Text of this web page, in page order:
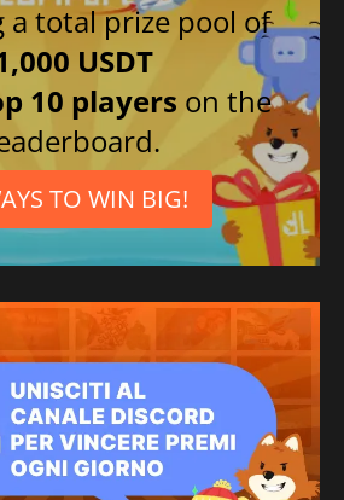
a total prize pool of
USDT
10 players on the
TO WIN BIG!